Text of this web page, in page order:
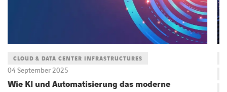
04 September 2025
CLOUD & DATA CENTER INFRASTRUCTURES
Wie KI und Automatisierung das moderne